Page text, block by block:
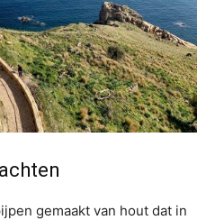
gemaakt van hout dat in